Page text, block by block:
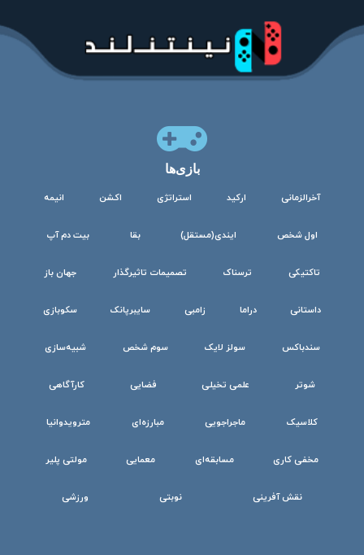
بازی‌ها
آخرالزمانی ارکید استراتژی اکشن انیمه
اول شخص ایندی(مستقل) بقا بیت دم آپ
تاکتیکی ترسناک تصمیمات تاثیرگذار جهان باز
داستانی دراما زامبی سایبرپانک سکوبازی
سندباکس سولز لایک سوم شخص شبیه‌سازی
شوتر علمی تخیلی فضایی کارآگاهی
کلاسیک ماجراجویی مبارزه‌ای مترویدوانیا
مخفی کاری مسابقه‌ای معمایی مولتی پلیر
نقش آفرینی نوبتی ورزشی